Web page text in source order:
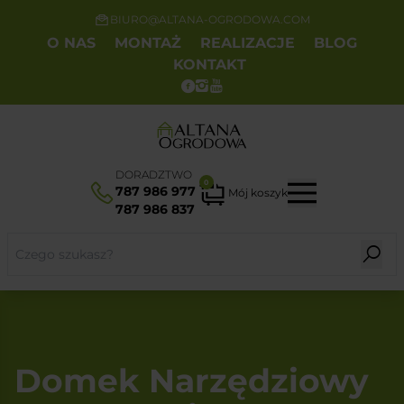
BIURO@ALTANA-OGRODOWA.COM
O NAS MONTAŻ REALIZACJE
BLOG
KONTAKT
DORADZTWO
787 986 977
787 986 837
0
Mój koszyk
Domek Narzędziowy